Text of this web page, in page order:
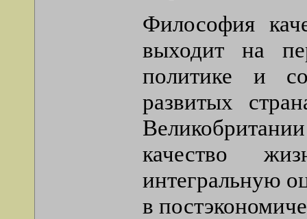
Философия
выходит на
политике и
развитых
качество
интегральную
в